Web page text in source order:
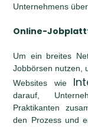
Unternehmens
Online-
Um ein breites
Jobbörsen nutzen,
Websites wie
darauf,
Praktikanten
den Prozess und